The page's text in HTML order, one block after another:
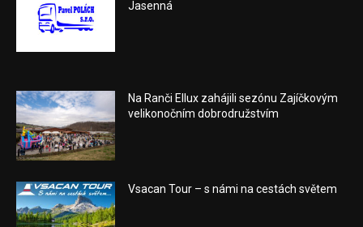
Jasenná
Na Ranči Ellux zahájili sezónu Zajíčkovým
velikonočním dobrodružstvím
Vsacan Tour – s námi na cestách světem